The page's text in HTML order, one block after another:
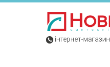
інтернет-магазин